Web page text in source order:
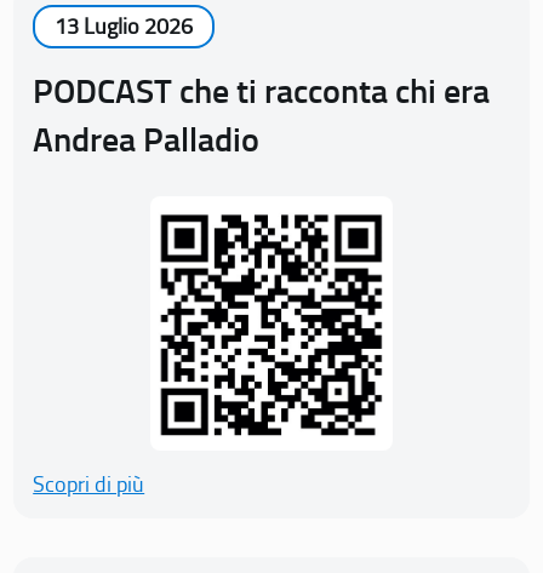
13 Luglio 2026
PODCAST che ti racconta chi era
Andrea Palladio
Scopri di più